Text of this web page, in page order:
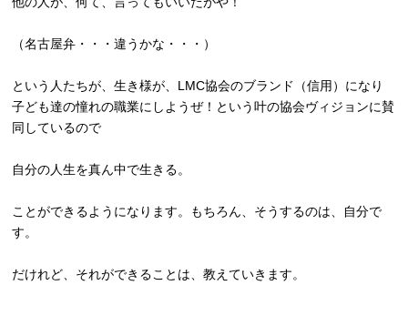
（名古屋弁・・・違うかな・・・）
という人たちが、生き様が、LMC協会のブランド（信用）になり
子ども達の憧れの職業にしようぜ！ という叶の協会ヴィジョンに賛
同しているので
自分の人生を真ん中で生きる。
ことができるようになります。もちろん、そうするのは、 自分で
す。
だけれど、それができることは、教えていきます。